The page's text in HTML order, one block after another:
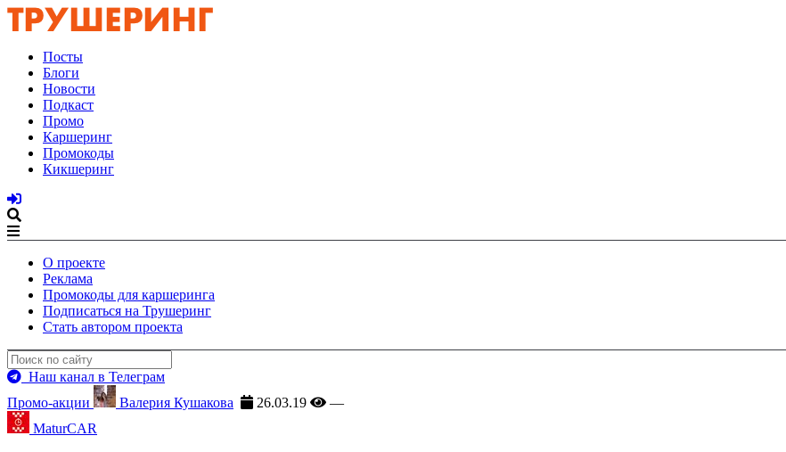
Посты
Блоги
Новости
Подкаст
Промо
Каршеринг
Промокоды
Кикшеринг
О проекте
Реклама
Промокоды для каршеринга
Подписаться на Трушеринг
Стать автором проекта
Наш канал в Телеграм
Промо-акции
Валерия Кушакова 26.03.19
—
MaturCAR